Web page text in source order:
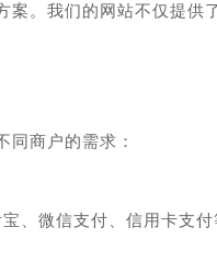
案。我们的网站不仅提供
同商户的需求：
、微信支付、信用卡支